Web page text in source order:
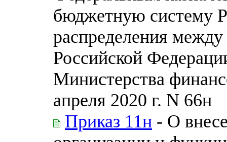
бюджетную систему
распределения
Российской
Министерства
апреля 2020 г. N 66н
Приказ 11н - О